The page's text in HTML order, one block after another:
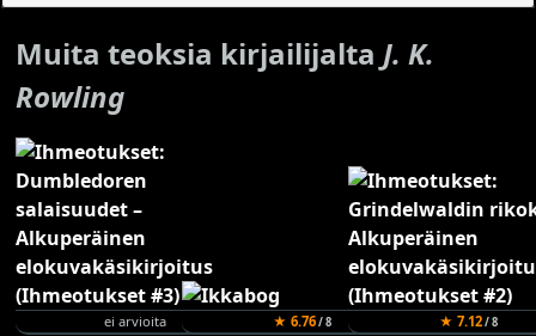
Muita teoksia kirjailijalta J. K.
Rowling
ei arvioita ★ 6.76/ 8 ★ 7.12/ 8